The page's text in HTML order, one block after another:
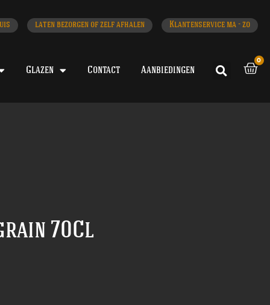
laten bezorgen of zelf afhalen Klantenservice ma - zo
Glazen Contact Aanbiedingen
0
70Cl